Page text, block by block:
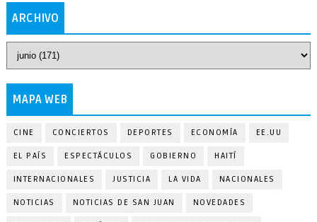
ARCHIVO
MAPA WEB
CINE CONCIERTOS DEPORTES ECONOMÍA EE.UU
EL PAÍS ESPECTÁCULOS GOBIERNO HAITÍ
INTERNACIONALES JUSTICIA LA VIDA NACIONALES
NOTICIAS NOTICIAS DE SAN JUAN NOVEDADES